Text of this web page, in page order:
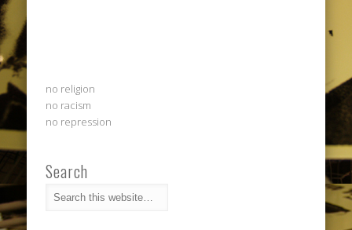
no religion
no racism
no repression
Search